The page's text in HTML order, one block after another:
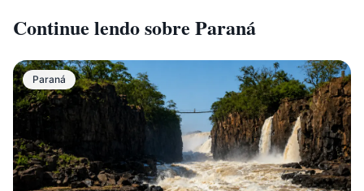
Continue lendo sobre Paraná
Paraná